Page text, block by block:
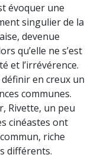
évoquer une
singulier de la
devenue
qu’elle ne s’est
et l’irrévérence.
définir en creux un
communes.
Rivette, un peu
cinéastes ont
riche
différents.